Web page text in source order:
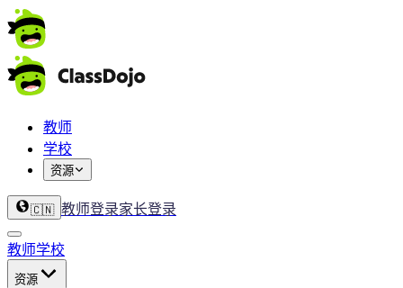
教师
学校
资源
🇨🇳 教师登录家长登录
教师学校
资源